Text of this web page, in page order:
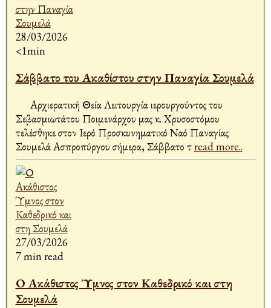
28/03/2026
<1min
Σάββατο του Ακαθίστου στην Παναγία Σουμελά
Σεβασμιωτάτου Ποιμενάρχου μας κ. Χρυσοστόμου
τελέσθηκε στον Ιερό Προσκυνηματικό Ναό Παναγίας
Σουμελά Ασπροπύργου σήμερα, Σάββατο τread more..
27/03/2026
7 min read
Ο Ακάθιστος Ύμνος στον Καθεδρικό και στη
Σουμελά